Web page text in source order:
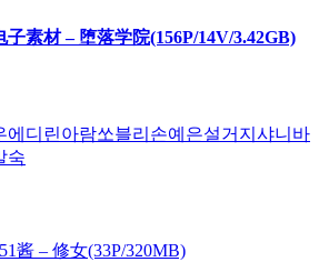
子素材 – 堕落学院(156P/14V/3.42GB)
에디린아람쏘블리 손예은설거지 샤니 바
숙